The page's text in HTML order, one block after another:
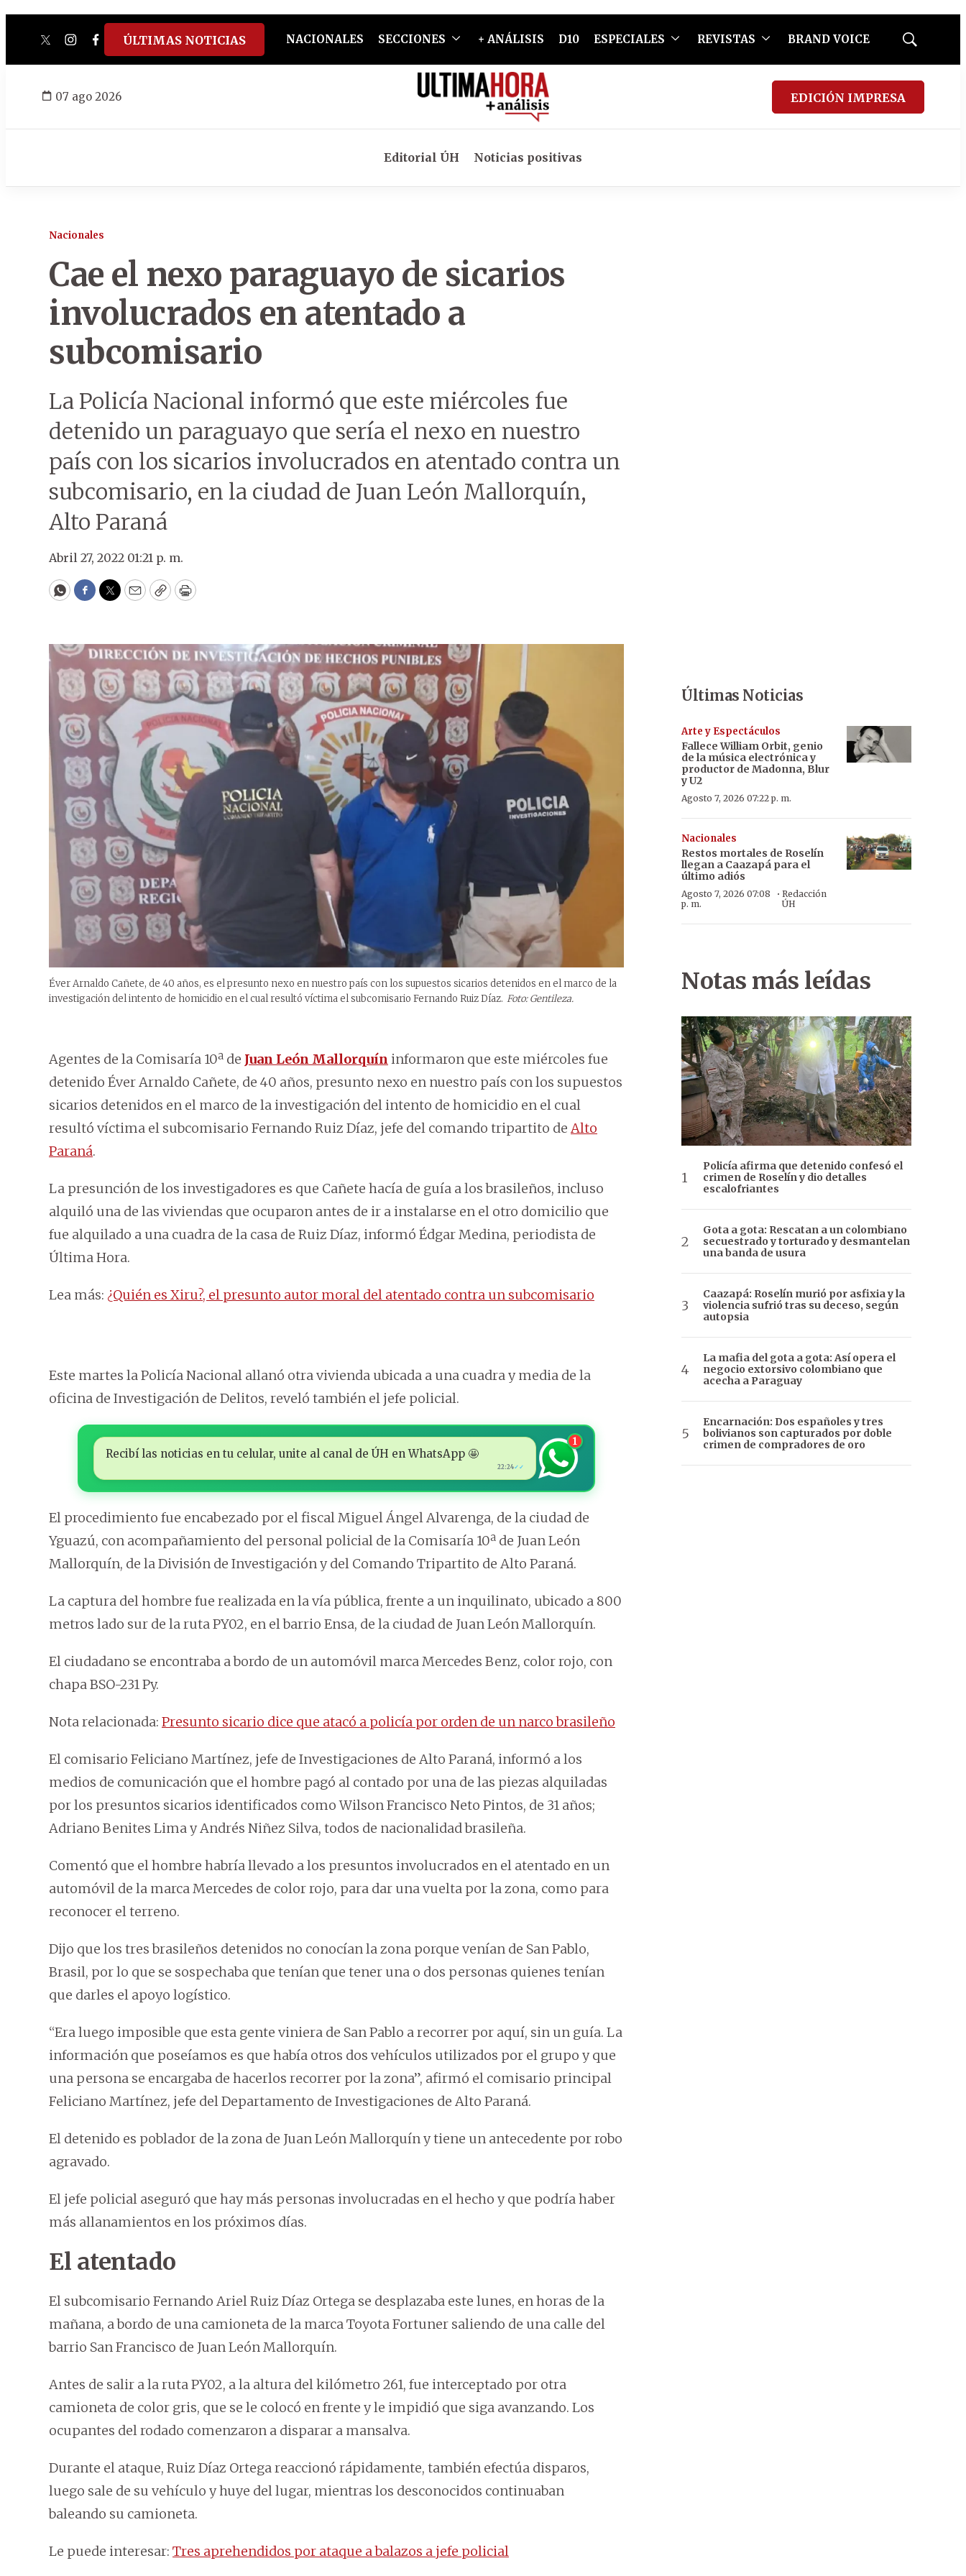
twitterinstagram
facebook
tiktokyoutube
spotify
ÚLTIMAS NOTICIAS NACIONALES SECCIONES + ANÁLISIS D10 ESPECIALES REVISTAS BRAND VOICE
Mostrar
07 ago 2026 EDICIÓN IMPRESA
Editorial ÚH Noticias positivas
Nacionales
Cae el nexo paraguayo de sicarios
involucrados en atentado a
subcomisario
La Policía Nacional informó que este miércoles fue
detenido un paraguayo que sería el nexo en nuestro
país con los sicarios involucrados en atentado contra un
subcomisario, en la ciudad de Juan León Mallorquín,
Alto Paraná
Abril 27, 2022 01:21 p. m.
WhatsApp
Facebook
Twitter
EmailCopyPrint
Éver Arnaldo Cañete, de 40 años, es el presunto nexo en nuestro país con los supuestos sicarios detenidos en el marco de la
investigación del intento de homicidio en el cual resultó víctima el subcomisario Fernando Ruiz Díaz. Foto: Gentileza.
Agentes de la Comisaría 10ª de Juan León Mallorquín informaron que este miércoles fue
detenido Éver Arnaldo Cañete, de 40 años, presunto nexo en nuestro país con los supuestos
sicarios detenidos en el marco de la investigación del intento de homicidio en el cual
resultó víctima el subcomisario Fernando Ruiz Díaz, jefe del comando tripartito de Alto
Paraná.
La presunción de los investigadores es que Cañete hacía de guía a los brasileños, incluso
alquiló una de las viviendas que ocuparon antes de ir a instalarse en el otro domicilio que
fue alquilado a una cuadra de la casa de Ruiz Díaz, informó Édgar Medina, periodista de
Última Hora.
Lea más: ¿Quién es Xiru?, el presunto autor moral del atentado contra un subcomisario
Este martes la Policía Nacional allanó otra vivienda ubicada a una cuadra y media de la
oficina de Investigación de Delitos, reveló también el jefe policial.
Recibí las noticias en tu celular, unite al canal de ÚH en WhatsApp 🤩
22:24✓✓
1
El procedimiento fue encabezado por el fiscal Miguel Ángel Alvarenga, de la ciudad de
Yguazú, con acompañamiento del personal policial de la Comisaría 10ª de Juan León
Mallorquín, de la División de Investigación y del Comando Tripartito de Alto Paraná.
La captura del hombre fue realizada en la vía pública, frente a un inquilinato, ubicado a 800
metros lado sur de la ruta PY02, en el barrio Ensa, de la ciudad de Juan León Mallorquín.
El ciudadano se encontraba a bordo de un automóvil marca Mercedes Benz, color rojo, con
chapa BSO-231 Py.
Nota relacionada: Presunto sicario dice que atacó a policía por orden de un narco brasileño
El comisario Feliciano Martínez, jefe de Investigaciones de Alto Paraná, informó a los
medios de comunicación que el hombre pagó al contado por una de las piezas alquiladas
por los presuntos sicarios identificados como Wilson Francisco Neto Pintos, de 31 años;
Adriano Benites Lima y Andrés Niñez Silva, todos de nacionalidad brasileña.
Comentó que el hombre habría llevado a los presuntos involucrados en el atentado en un
automóvil de la marca Mercedes de color rojo, para dar una vuelta por la zona, como para
reconocer el terreno.
Dijo que los tres brasileños detenidos no conocían la zona porque venían de San Pablo,
Brasil, por lo que se sospechaba que tenían que tener una o dos personas quienes tenían
que darles el apoyo logístico.
“Era luego imposible que esta gente viniera de San Pablo a recorrer por aquí, sin un guía. La
información que poseíamos es que había otros dos vehículos utilizados por el grupo y que
una persona se encargaba de hacerlos recorrer por la zona”, afirmó el comisario principal
Feliciano Martínez, jefe del Departamento de Investigaciones de Alto Paraná.
El detenido es poblador de la zona de Juan León Mallorquín y tiene un antecedente por robo
agravado.
El jefe policial aseguró que hay más personas involucradas en el hecho y que podría haber
más allanamientos en los próximos días.
El atentado
El subcomisario Fernando Ariel Ruiz Díaz Ortega se desplazaba este lunes, en horas de la
mañana, a bordo de una camioneta de la marca Toyota Fortuner saliendo de una calle del
barrio San Francisco de Juan León Mallorquín.
Antes de salir a la ruta PY02, a la altura del kilómetro 261, fue interceptado por otra
camioneta de color gris, que se le colocó en frente y le impidió que siga avanzando. Los
ocupantes del rodado comenzaron a disparar a mansalva.
Durante el ataque, Ruiz Díaz Ortega reaccionó rápidamente, también efectúa disparos,
luego sale de su vehículo y huye del lugar, mientras los desconocidos continuaban
baleando su camioneta.
Le puede interesar: Tres aprehendidos por ataque a balazos a jefe policial
Últimas Noticias
Arte y Espectáculos
Fallece William Orbit, genio
de la música electrónica y
productor de Madonna, Blur
y U2
Agosto 7, 2026 07:22 p. m.
Nacionales
Restos mortales de Roselín
llegan a Caazapá para el
último adiós
Agosto 7, 2026 07:08
p. m.
· Redacción
ÚH
Notas más leídas
Policía afirma que detenido confesó el
crimen de Roselín y dio detalles
escalofriantes
Gota a gota: Rescatan a un colombiano
secuestrado y torturado y desmantelan
una banda de usura
Caazapá: Roselín murió por asfixia y la
violencia sufrió tras su deceso, según
autopsia
La mafia del gota a gota: Así opera el
negocio extorsivo colombiano que
acecha a Paraguay
Encarnación: Dos españoles y tres
bolivianos son capturados por doble
crimen de compradores de oro